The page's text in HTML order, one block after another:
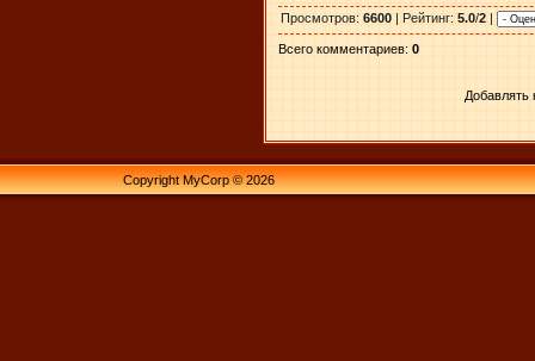
Просмотров: 6600 | Рейтинг: 5.0/2 |
Всего комментариев: 0
Добавлять
Copyright MyCorp © 2026